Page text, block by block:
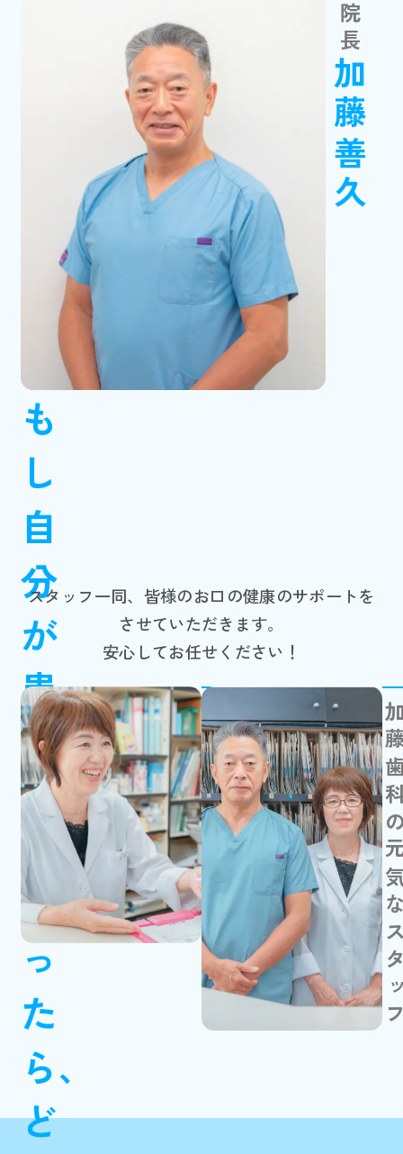
院長
加藤善久
も
し
自
分
が
患
者
さ
ん
だ
っ
た
ら、
ど
スタッフ一同、皆様のお口の健康のサポートを
させていただきます。
安心してお任せください！
副院長
加藤賞子 加藤歯科